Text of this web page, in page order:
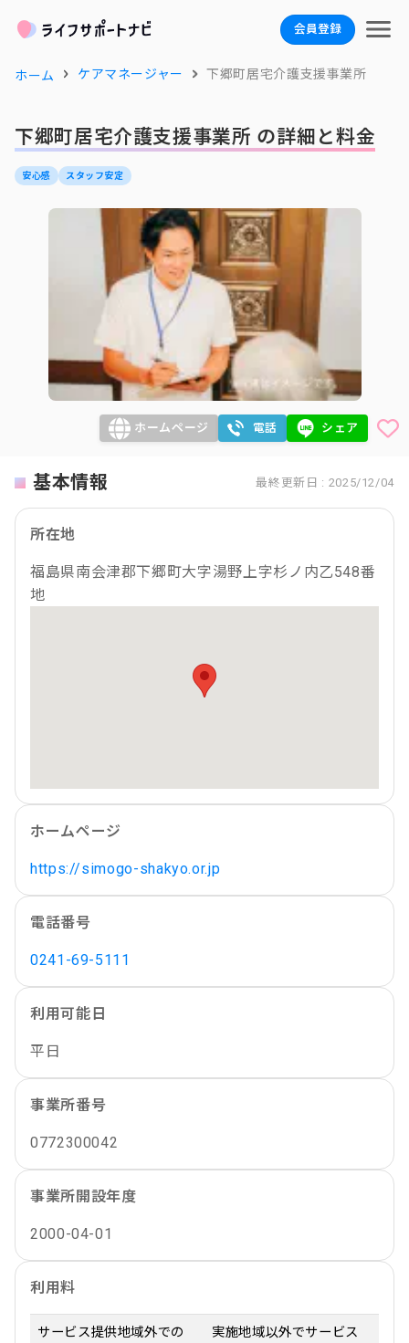
会員登録
ホーム ケアマネージャー 下郷町居宅介護支援事業所
下郷町居宅介護支援事業所 の詳細と料金
安心感 スタッフ安定
ホームページ 電話 シェア
基本情報 最終更新日 : 2025/12/04
所在地
福島県南会津郡下郷町大字湯野上字杉ノ内乙548番
地
ホームページ
https://simogo-shakyo.or.jp
電話番号
0241-69-5111
利用可能日
平日
事業所番号
0772300042
事業所開設年度
2000-04-01
利用料
サービス提供地域外での
実施地域以外でサービス